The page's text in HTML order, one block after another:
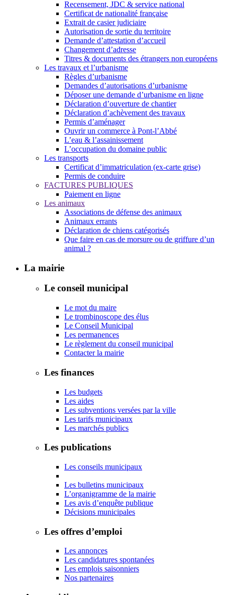
Recensement, JDC & service national
Certificat de nationalité française
Extrait de casier judiciaire
Autorisation de sortie du territoire
Demande d’attestation d’accueil
Changement d’adresse
Titres & documents des étrangers non européens
Les travaux et l’urbanisme
Règles d’urbanisme
Demandes d’autorisations d’urbanisme
Déposer une demande d’urbanisme en ligne
Déclaration d’ouverture de chantier
Déclaration d’achèvement des travaux
Permis d’aménager
Ouvrir un commerce à Pont-l’Abbé
L’eau & l’assainissement
L’occupation du domaine public
Les transports
Certificat d’immatriculation (ex-carte grise)
Permis de conduire
FACTURES PUBLIQUES
Paiement en ligne
Les animaux
Associations de défense des animaux
Animaux errants
Déclaration de chiens catégorisés
Que faire en cas de morsure ou de griffure d’un
animal ?
La mairie
Le conseil municipal
Le mot du maire
Le trombinoscope des élus
Le Conseil Municipal
Les permanences
Le règlement du conseil municipal
Contacter la mairie
Les finances
Les budgets
Les aides
Les subventions versées par la ville
Les tarifs municipaux
Les marchés publics
Les publications
Les conseils municipaux
Les bulletins municipaux
L’organigramme de la mairie
Les avis d’enquête publique
Décisions municipales
Les offres d’emploi
Les annonces
Les candidatures spontanées
Les emplois saisonniers
Nos partenaires